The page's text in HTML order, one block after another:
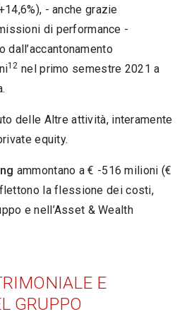
- anche grazie
di performance -
dall’accantonamento
12 nel primo semestre 2021 a
delle Altre attività, interamente
equity.
ammontano a € -516 milioni (€
la flessione dei costi,
e nell’Asset & Wealth
E
GRUPPO